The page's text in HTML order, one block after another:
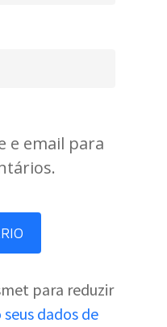
e email para
para reduzir
dados de